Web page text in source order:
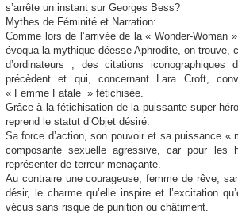
s’arrête un instant sur Georges Bess?
Mythes de Féminité et Narration:
Comme lors de l’arrivée de la « Wonder-Woman
évoqua la mythique déesse Aphrodite, on trouve,
d’ordinateurs , des citations
précèdent et qui, concernant Lara Croft,
« Femme Fatale » fétichisée.
Grâce à la fétichisation de la puissante super-
reprend le statut d’Objet désiré.
Sa force d’action, son pouvoir et sa puissance «
composante sexuelle agressive, car pour les
représenter de terreur menaçante.
Au contraire une courageuse, femme de rêve,
désir, le charme qu’elle inspire et l’excitation
vécus sans risque de punition ou châtiment.